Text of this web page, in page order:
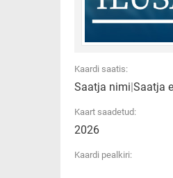
Kaardi saatis:
Saatja nimi Saatja
Kaart saadetud:
2026
Kaardi pealkiri: